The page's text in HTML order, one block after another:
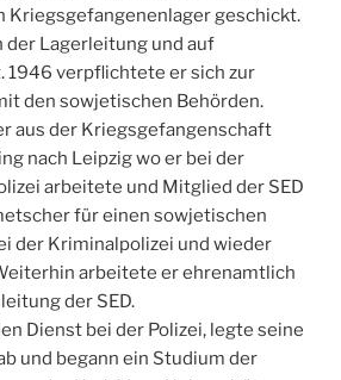
Kriegsgefangenenlager geschickt.
der Lagerleitung und auf
1946 verpflichtete er sich zur
den sowjetischen Behörden.
aus der Kriegsgefangenschaft
nach Leipzig wo er bei der
arbeitete und Mitglied der SED
für einen sowjetischen
der Kriminalpolizei und wieder
arbeitete er ehrenamtlich
der SED.
Dienst bei der Polizei, legte seine
und begann ein Studium der